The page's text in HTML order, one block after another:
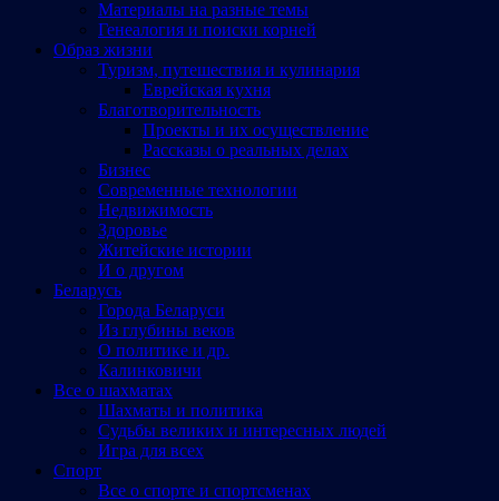
Материалы на разные темы
Генеалогия и поиски корней
Образ жизни
Туризм, путешествия и кулинария
Еврейская кухня
Благотворительность
Проекты и их осуществление
Рассказы о реальных делах
Бизнес
Современные технологии
Недвижимость
Здоровье
Житейские истории
И о другом
Беларусь
Города Беларуси
Из глубины веков
О политике и др.
Калинковичи
Все о шахматах
Шахматы и политика
Судьбы великих и интересных людей
Игра для всех
Спорт
Все о спорте и спортсменах